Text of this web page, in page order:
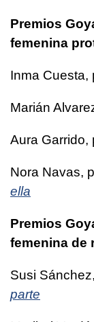
Premios
femenina
Inma Cuesta,
Marián
Aura Garrido,
Nora Navas,
ella
Premios
femenina de
Susi
parte